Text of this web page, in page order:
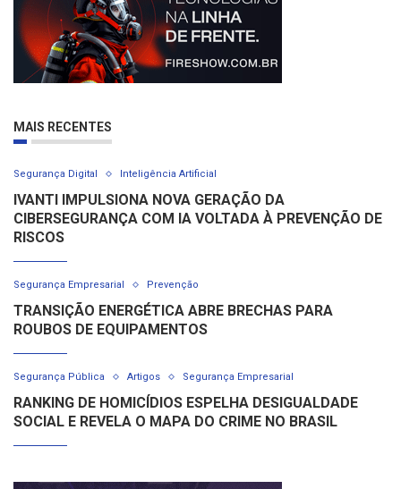
MAIS RECENTES
Segurança Digital Inteligência Artificial
IVANTI IMPULSIONA NOVA GERAÇÃO DA
CIBERSEGURANÇA COM IA VOLTADA À PREVENÇÃO DE
RISCOS
Segurança Empresarial Prevenção
TRANSIÇÃO ENERGÉTICA ABRE BRECHAS PARA
ROUBOS DE EQUIPAMENTOS
Segurança Pública Artigos Segurança Empresarial
RANKING DE HOMICÍDIOS ESPELHA DESIGUALDADE
SOCIAL E REVELA O MAPA DO CRIME NO BRASIL